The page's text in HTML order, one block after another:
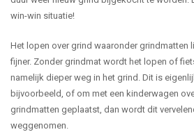
win-win situatie!
Het lopen over grind waaronder grindmatten
fijner. Zonder grindmat wordt het lopen of
namelijk dieper weg in het grind. Dit is
bijvoorbeeld, of om met een kinderwagen
grindmatten geplaatst, dan wordt dit
weggenomen.